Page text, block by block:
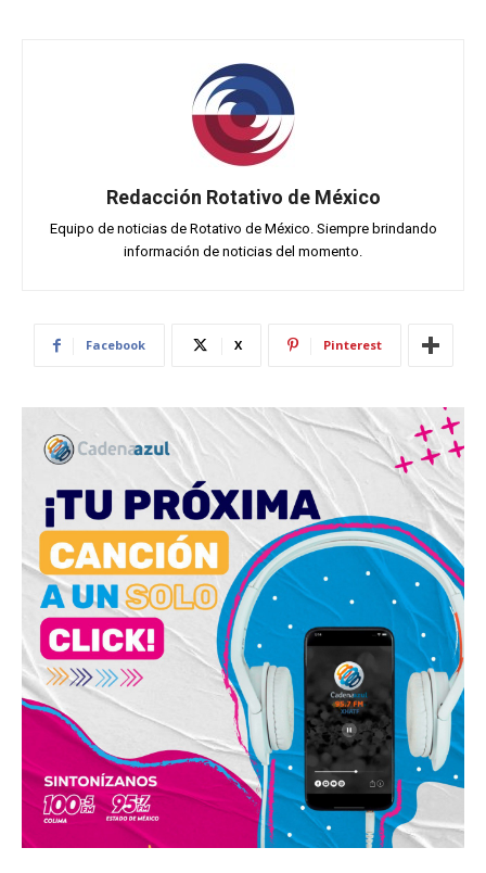
Redacción Rotativo de México
Equipo de noticias de Rotativo de México. Siempre brindando
información de noticias del momento.
Facebook X Pinterest